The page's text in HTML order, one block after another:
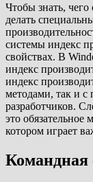
Чтобы знать,
делать
системы индекс
свойствах. В
индекс
индекс
методами, так и
разработчиков.
это обязательное
котором играет
Командная